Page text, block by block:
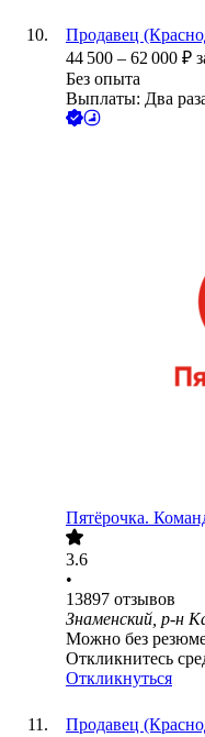
Продавец
44 500 – 62 000 ₽
Без опыта
Выплаты: Два
Пятёрочка.
3.6
•
13897 отзывов
Знаменский, р-н
Можно без
Откликнитесь
Откликнуться
Продавец